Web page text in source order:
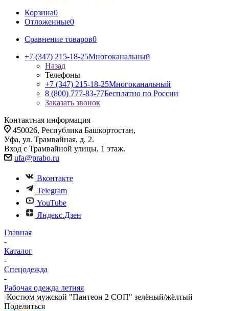
Корзина0
Отложенные0
Сравнение товаров0
+7 (347) 215-18-25Многоканальный
Назад
Телефоны
+7 (347) 215-18-25Многоканальный
8 (800) 777-83-77Бесплатно по России
Заказать звонок
Контактная информация
450026, Республика Башкортостан,
Уфа, ул. Трамвайная, д. 2.
Вход с Трамвайной улицы, 1 этаж.
ufa@prabo.ru
Вконтакте
Telegram
YouTube
Яндекс.Дзен
Главная
-
Каталог
-
Спецодежда
-
Рабочая одежда летняя
-Костюм мужской "Пантеон 2 СОП" зелёный/жёлтый
Поделиться